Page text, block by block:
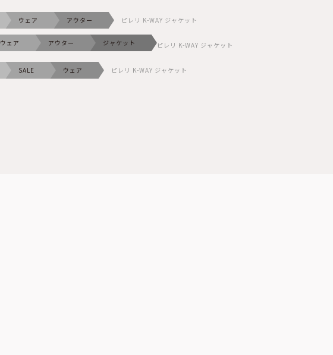
ウェア アウター ピレリ K-WAY ジャケット
ウェア アウター ジャケット ピレリ K-WAY ジャケット
SALE ウェア ピレリ K-WAY ジャケット